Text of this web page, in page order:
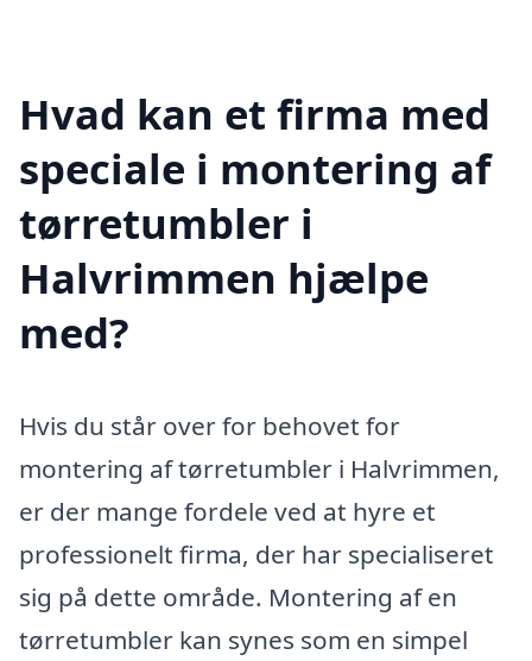
Hvad kan et firma med
speciale i montering af
tørretumbler i
Halvrimmen hjælpe
med?
Hvis du står over for behovet for
montering af tørretumbler i Halvrimmen,
er der mange fordele ved at hyre et
professionelt firma, der har specialiseret
sig på dette område. Montering af en
tørretumbler kan synes som en simpel